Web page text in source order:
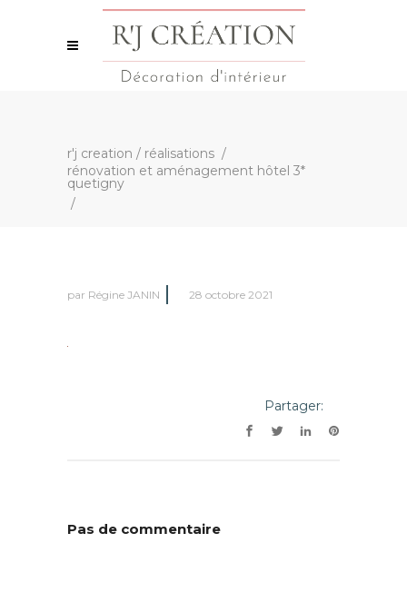
r'j creation / réalisations /
rénovation et aménagement hôtel 3*
quetigny
/
par Régine JANIN 28 octobre 2021
Partager:
Pas de commentaire